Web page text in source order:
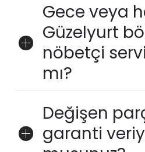
Gece veya
Güzelyurt
nöbetçi
mı?
Değişen
garanti